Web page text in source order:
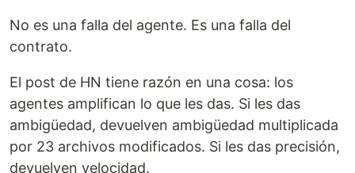
No es una falla del agente. Es una falla del
contrato.
El post de HN tiene razón en una cosa: los
agentes amplifican lo que les das. Si les das
ambigüedad, devuelven ambigüedad multiplicada
por 23 archivos modificados. Si les das precisión,
devuelven velocidad.